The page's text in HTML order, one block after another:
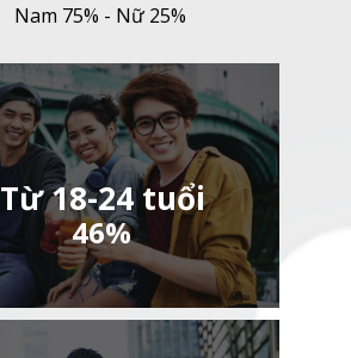
Nam 75% - Nữ 25%
46%
Từ 18-24 tuổi